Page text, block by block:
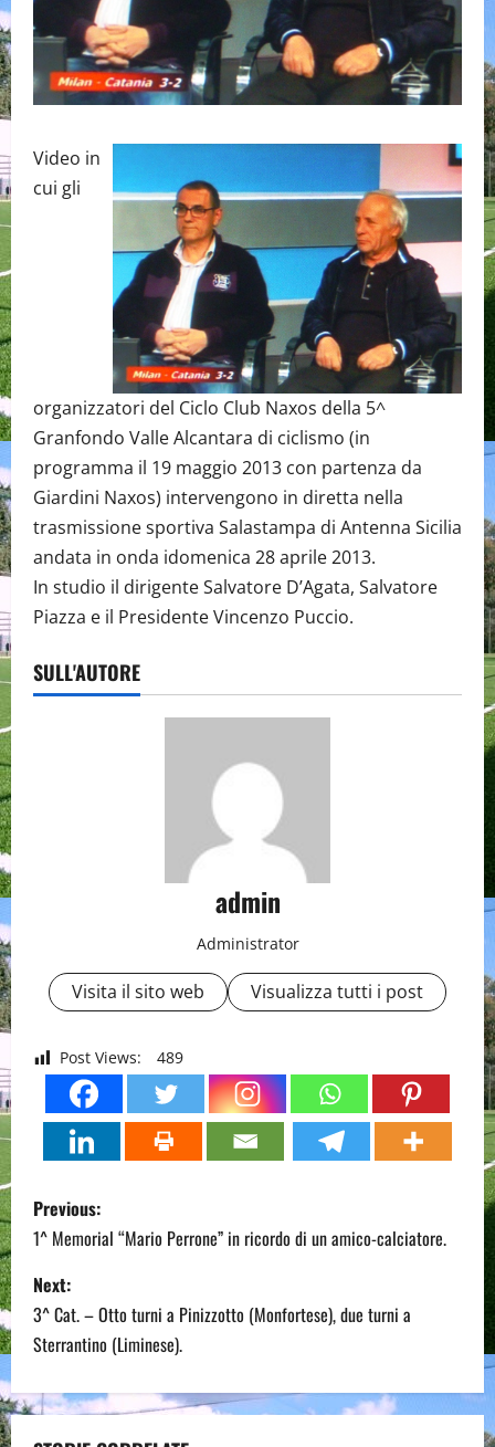
Video in
cui gli
organizzatori del Ciclo Club Naxos della 5^
Granfondo Valle Alcantara di ciclismo (in
programma il 19 maggio 2013 con partenza da
Giardini Naxos) intervengono in diretta nella
trasmissione sportiva Salastampa di Antenna Sicilia
andata in onda idomenica 28 aprile 2013.
In studio il dirigente Salvatore D’Agata, Salvatore
Piazza e il Presidente Vincenzo Puccio.
SULL'AUTORE
admin
Administrator
Visita il sito web Visualizza tutti i post
Post Views: 489
P
o
s
t
n
a
Previous:
1^ Memorial “Mario Perrone” in ricordo di un amico-calciatore.
Next:
3^ Cat. – Otto turni a Pinizzotto (Monfortese), due turni a
Sterrantino (Liminese).